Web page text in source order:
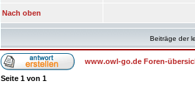
Nach oben
Beiträge der
www.owl-go.de Foren-
Seite 1 von 1